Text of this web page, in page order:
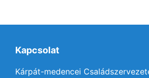
Kapcsolat
Kárpát-medencei